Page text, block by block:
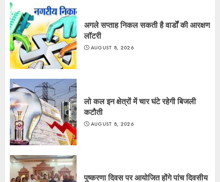
अगले सप्ताह निकल सकती है वार्डों की आरक्षण
लॉटरी
AUGUST 8, 2026
लो कल इन क्षेत्रों में चार घंटे रहेगी बिजली
कटौती
AUGUST 8, 2026
पुष्करणा दिवस पर आयोजित होंगे पांच दिवसीय